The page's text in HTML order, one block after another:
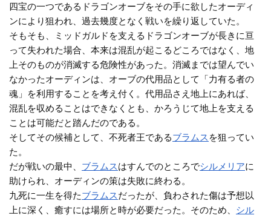
四宝の一つであるドラゴンオーブをその手に欲したオーディ
ンにより狙われ、過去幾度となく戦いを繰り返していた。
そもそも、ミッドガルドを支えるドラゴンオーブが長きに亘
って失われた場合、本来は混乱が起こるどころではなく、地
上そのものが消滅する危険性があった。消滅までは望んでい
なかったオーディンは、オーブの代用品として「力有る者の
魂」を利用することを考え付く。代用品さえ地上にあれば、
混乱を収めることはできなくとも、かろうじて地上を支える
ことは可能だと踏んだのである。
そしてその候補として、不死者王であるブラムス を狙ってい
た。
だが戦いの最中、 ブラムスはすんでのところでシルメリアに
助けられ、オーディンの策は失敗に終わる。
九死に一生を得たブラムスだったが、負わされた傷は予想以
上に深く、癒すには場所と時が必要だった。そのため、 シル